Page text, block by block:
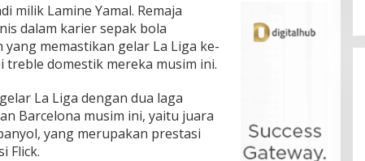
milik Lamine Yamal. Remaja
dalam karier sepak bola
memastikan gelar La Liga ke-
treble domestik mereka musim ini.
La Liga dengan dua laga
Barcelona musim ini, yaitu juara
yang merupakan prestasi
Flick.